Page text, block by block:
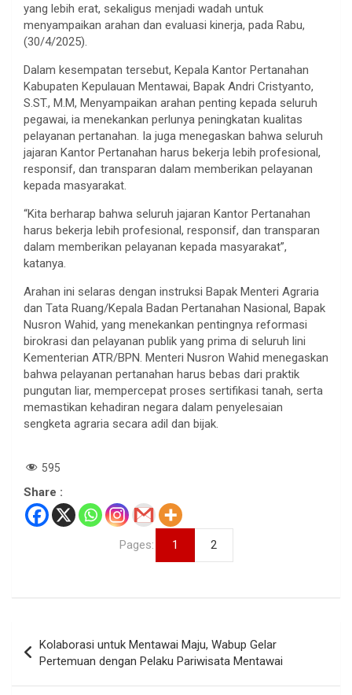
yang lebih erat, sekaligus menjadi wadah untuk
menyampaikan arahan dan evaluasi kinerja, pada Rabu,
(30/4/2025).
Dalam kesempatan tersebut, Kepala Kantor Pertanahan
Kabupaten Kepulauan Mentawai, Bapak Andri Cristyanto,
S.ST., M.M, Menyampaikan arahan penting kepada seluruh
pegawai, ia menekankan perlunya peningkatan kualitas
pelayanan pertanahan. Ia juga menegaskan bahwa seluruh
jajaran Kantor Pertanahan harus bekerja lebih profesional,
responsif, dan transparan dalam memberikan pelayanan
kepada masyarakat.
“Kita berharap bahwa seluruh jajaran Kantor Pertanahan
harus bekerja lebih profesional, responsif, dan transparan
dalam memberikan pelayanan kepada masyarakat”,
katanya.
Arahan ini selaras dengan instruksi Bapak Menteri Agraria
dan Tata Ruang/Kepala Badan Pertanahan Nasional, Bapak
Nusron Wahid, yang menekankan pentingnya reformasi
birokrasi dan pelayanan publik yang prima di seluruh lini
Kementerian ATR/BPN. Menteri Nusron Wahid menegaskan
bahwa pelayanan pertanahan harus bebas dari praktik
pungutan liar, mempercepat proses sertifikasi tanah, serta
memastikan kehadiran negara dalam penyelesaian
sengketa agraria secara adil dan bijak.
595
Share :
Pages: 1 2
pos
Kolaborasi untuk Mentawai Maju, Wabup Gelar
Pertemuan dengan Pelaku Pariwisata Mentawai